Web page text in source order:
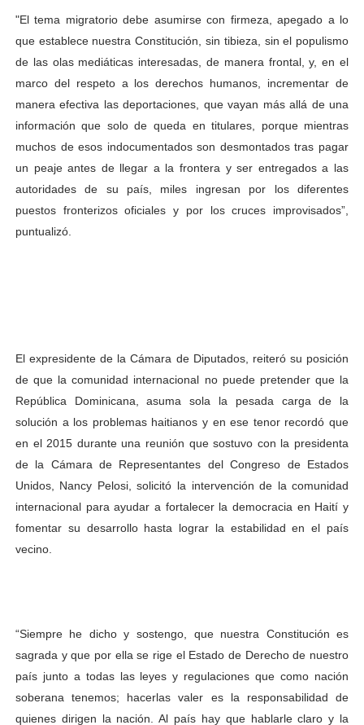
"El tema migratorio debe asumirse con firmeza, apegado a lo
que establece nuestra Constitución, sin tibieza, sin el populismo
de las olas mediáticas interesadas, de manera frontal, y, en el
marco del respeto a los derechos humanos, incrementar de
manera efectiva las deportaciones, que vayan más allá de una
información que solo de queda en titulares, porque mientras
muchos de esos indocumentados son desmontados tras pagar
un peaje antes de llegar a la frontera y ser entregados a las
autoridades de su país, miles ingresan por los diferentes
puestos fronterizos oficiales y por los cruces improvisados”,
puntualizó.
El expresidente de la Cámara de Diputados, reiteró su posición
de que la comunidad internacional no puede pretender que la
República Dominicana, asuma sola la pesada carga de la
solución a los problemas haitianos y en ese tenor recordó que
en el 2015 durante una reunión que sostuvo con la presidenta
de la Cámara de Representantes del Congreso de Estados
Unidos, Nancy Pelosi, solicitó la intervención de la comunidad
internacional para ayudar a fortalecer la democracia en Haití y
fomentar su desarrollo hasta lograr la estabilidad en el país
vecino.
“Siempre he dicho y sostengo, que nuestra Constitución es
sagrada y que por ella se rige el Estado de Derecho de nuestro
país junto a todas las leyes y regulaciones que como nación
soberana tenemos; hacerlas valer es la responsabilidad de
quienes dirigen la nación. Al país hay que hablarle claro y la